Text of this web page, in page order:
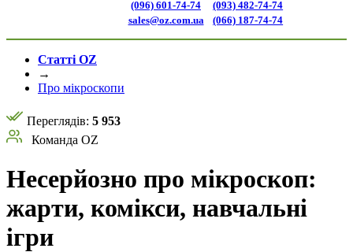
(096) 601-74-74
sales@oz.com.ua
(093) 482-74-74
(066) 187-74-74
Статті OZ
→
Про мікроскопи
Переглядів: 5 953
Команда OZ
Несерйозно про мікроскоп:
жарти, комікси, навчальні
ігри